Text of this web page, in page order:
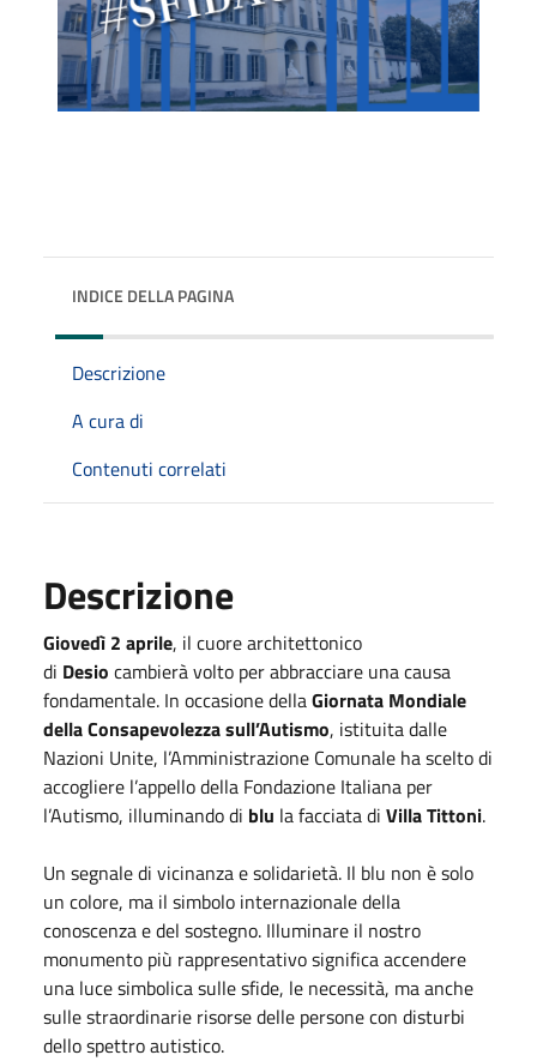
INDICE DELLA PAGINA
Descrizione
A cura di
Contenuti correlati
Descrizione
Giovedì 2 aprile, il cuore architettonico
di Desio cambierà volto per abbracciare una causa
fondamentale. In occasione dellaGiornata Mondiale
della Consapevolezza sull’Autismo, istituita dalle
Nazioni Unite, l’Amministrazione Comunale ha scelto di
accogliere l’appello della Fondazione Italiana per
l’Autismo, illuminando di blu la facciata di Villa Tittoni.
Un segnale di vicinanza e solidarietà. Il blu non è solo
un colore, ma il simbolo internazionale della
conoscenza e del sostegno. Illuminare il nostro
monumento più rappresentativo significa accendere
una luce simbolica sulle sfide, le necessità, ma anche
sulle straordinarie risorse delle persone con disturbi
dello spettro autistico.